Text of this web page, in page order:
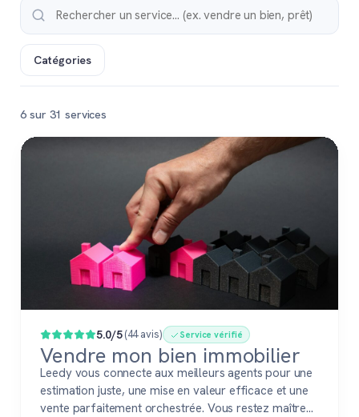
Catégories
6 sur 31 services
Populaire
5.0/5(44 avis) Service vérifié
Vendre mon bien immobilier
Leedy vous connecte aux meilleurs agents pour une
estimation juste, une mise en valeur efficace et une
vente parfaitement orchestrée. Vous restez maître